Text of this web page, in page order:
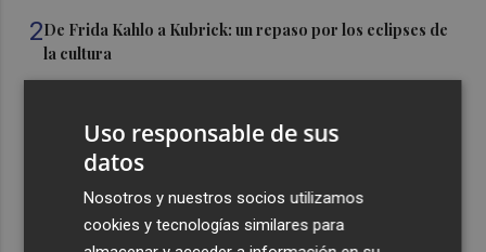
2De Frida Kahlo a Kubrick: un repaso por los eclipses de
la cultura
Más de medio millar de festeros de Ufece se reivindican
presente"
Uso responsable de sus
datos
Nosotros y nuestros socios utilizamos
cookies y tecnologías similares para